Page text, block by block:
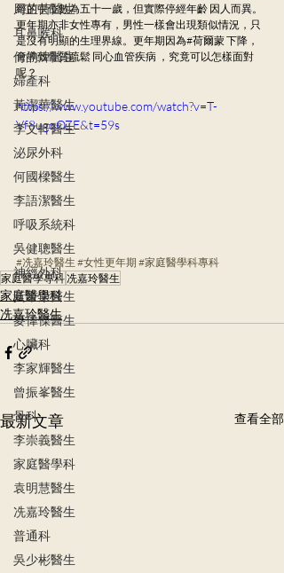
周芷茵醫生
耳鼻喉科
何的煒醫生
婦產科
黃潔華醫生
李文軒醫生
泌尿外科
何國樑醫生
李語潔醫生
呼吸系統科
吳健聰醫生
神經外科
黃秉康醫生
麥偉傑醫生
心臟科
李家輝醫生
曾振峯醫生
骨科
李崇義醫生
家庭醫學科
袁明慧醫生
冼嘉玲醫生
普通科
吳少彬醫生
經的中位數為五十一歲，但實際停經年齡 因人而異。
更年期亦非女性專有，男性一樣會出現類似情況，只
是沒有明顯的生理界線。更年期因為#荷爾蒙 下降，
會導致骨質疏鬆 同心血管疾病 ，究竟可以怎樣面對
呢？
https://www.youtube.com/watch?v=T-
Vf8ugqOZE&t=59s
#冼嘉玲醫生 #女性更年期 #家庭醫學科專科
家庭醫學專科冼嘉玲醫生
家庭醫學科
冼嘉玲醫生
最新文章 查看全部